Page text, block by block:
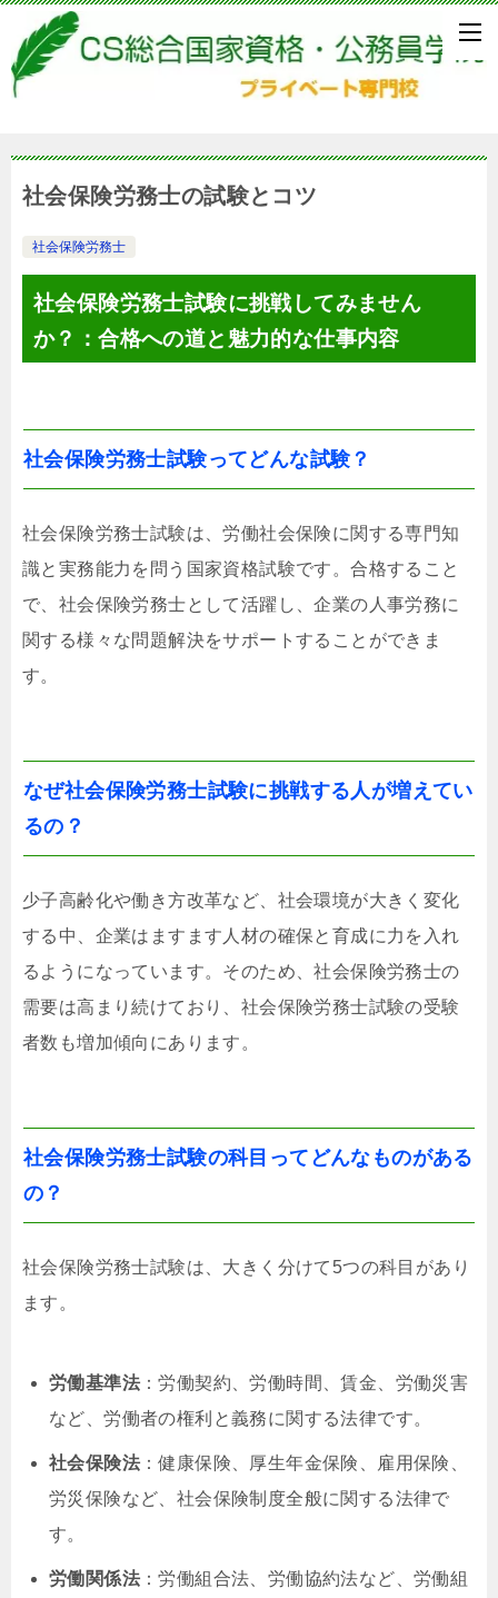
社会保険労務士の試験とコツ
社会保険労務士
社会保険労務士試験に挑戦してみません
か？：合格への道と魅力的な仕事内容
社会保険労務士試験ってどんな試験？
社会保険労務士試験は、労働社会保険に関する専門知
識と実務能力を問う国家資格試験です。合格すること
で、社会保険労務士として活躍し、企業の人事労務に
関する様々な問題解決をサポートすることができま
す。
なぜ社会保険労務士試験に挑戦する人が増えてい
るの？
少子高齢化や働き方改革など、社会環境が大きく変化
する中、企業はますます人材の確保と育成に力を入れ
るようになっています。そのため、社会保険労務士の
需要は高まり続けており、社会保険労務士試験の受験
者数も増加傾向にあります。
社会保険労務士試験の科目ってどんなものがある
の？
社会保険労務士試験は、大きく分けて5つの科目があり
ます。
労働基準法 ：労働契約、労働時間、賃金、労働災害
など、労働者の権利と義務に関する法律です。
社会保険法 ：健康保険、厚生年金保険、雇用保険、
労災保険など、社会保険制度全般に関する法律で
す。
労働関係法 ：労働組合法、労働協約法など、労働組